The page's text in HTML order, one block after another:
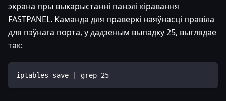
экрана пры выкарыстанні панэлі кіравання
FASTPANEL. Каманда для праверкі наяўнасці правіла
для пэўнага порта, у дадзеным выпадку 25, выглядае
так:
iptables-save | grep 25